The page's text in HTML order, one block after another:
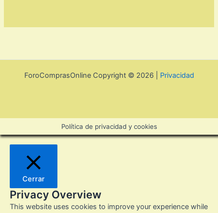
ForoComprasOnline Copyright © 2026 | Privacidad
Política de privacidad y cookies
Cerrar
Privacy Overview
This website uses cookies to improve your experience while